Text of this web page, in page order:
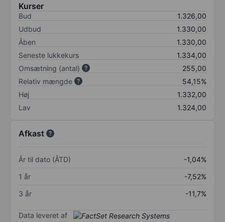
Kurser
Bud
1.326,00
Udbud
1.330,00
Åben
1.330,00
Seneste lukkekurs
1.334,00
Omsætning (antal)
255,00
Relativ mængde
54,15%
Høj
1.332,00
Lav
1.324,00
Afkast
År til dato (ÅTD)
-1,04%
1 år
-7,52%
3 år
-11,7%
Data leveret af